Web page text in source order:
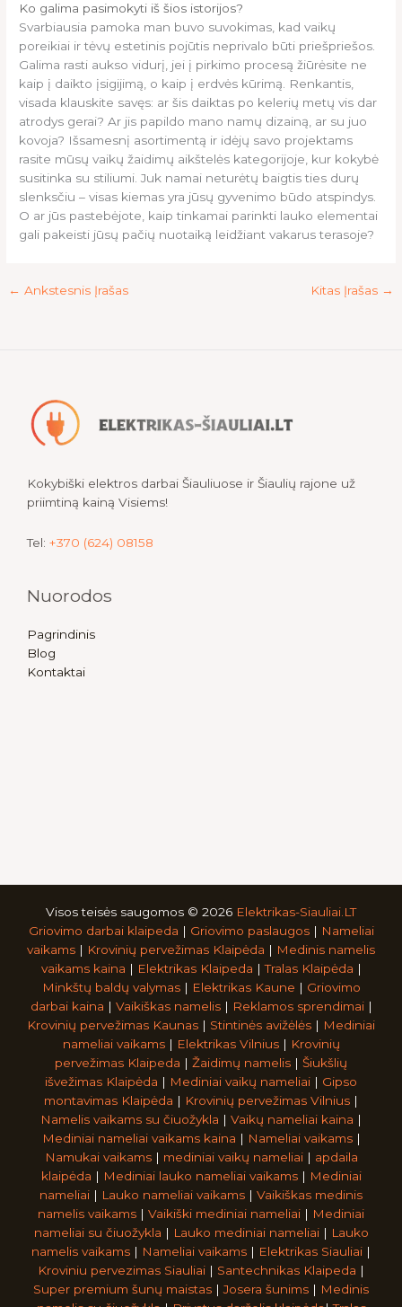
Ko galima pasimokyti iš šios istorijos?
Svarbiausia pamoka man buvo suvokimas, kad vaikų
poreikiai ir tėvų estetinis pojūtis neprivalo būti priešpriešos.
Galima rasti aukso vidurį, jei į pirkimo procesą žiūrėsite ne
kaip į daikto įsigijimą, o kaip į erdvės kūrimą. Renkantis,
visada klauskite savęs: ar šis daiktas po kelerių metų vis dar
atrodys gerai? Ar jis papildo mano namų dizainą, ar su juo
kovoja? Išsamesnį asortimentą ir idėjų savo projektams
rasite mūsų vaikų žaidimų aikštelės kategorijoje, kur kokybė
susitinka su stiliumi. Juk namai neturėtų baigtis ties durų
slenksčiu – visas kiemas yra jūsų gyvenimo būdo atspindys.
O ar jūs pastebėjote, kaip tinkamai parinkti lauko elementai
gali pakeisti jūsų pačių nuotaiką leidžiant vakarus terasoje?
← Ankstesnis Įrašas Kitas Įrašas →
Kokybiški elektros darbai Šiauliuose ir Šiaulių rajone už
priimtiną kainą Visiems!
Tel: +370 (624) 08158
Nuorodos
Pagrindinis
Blog
Kontaktai
Visos teisės saugomos © 2026 Elektrikas-Siauliai.LT
Griovimo darbai klaipeda | Griovimo paslaugos| Nameliai
vaikams | Krovinių pervežimas Klaipėda | Medinis namelis
vaikams kaina | Elektrikas Klaipeda |Tralas Klaipėda |
Minkštų baldų valymas| Elektrikas Kaune | Griovimo
darbai kaina | Vaikiškas namelis| Reklamos sprendimai|
Krovinių pervežimas Kaunas | Stintinės avižėlės | Mediniai
nameliai vaikams| Elektrikas Vilnius| Krovinių
pervežimas Klaipeda | Žaidimų namelis | Šiukšlių
išvežimas Klaipėda | Mediniai vaikų nameliai | Gipso
montavimas Klaipėda | Krovinių pervežimas Vilnius |
Namelis vaikams su čiuožykla | Vaikų nameliai kaina |
Mediniai nameliai vaikams kaina | Nameliai vaikams|
Namukai vaikams| mediniai vaikų nameliai| apdaila
klaipėda | Mediniai lauko nameliai vaikams| Mediniai
nameliai | Lauko nameliai vaikams | Vaikiškas medinis
namelis vaikams | Vaikiški mediniai nameliai | Mediniai
nameliai su čiuožykla | Lauko mediniai nameliai| Lauko
namelis vaikams | Nameliai vaikams | Elektrikas Siauliai |
Kroviniu pervezimas Siauliai | Santechnikas Klaipeda |
Super premium šunų maistas |Josera šunims | Medinis